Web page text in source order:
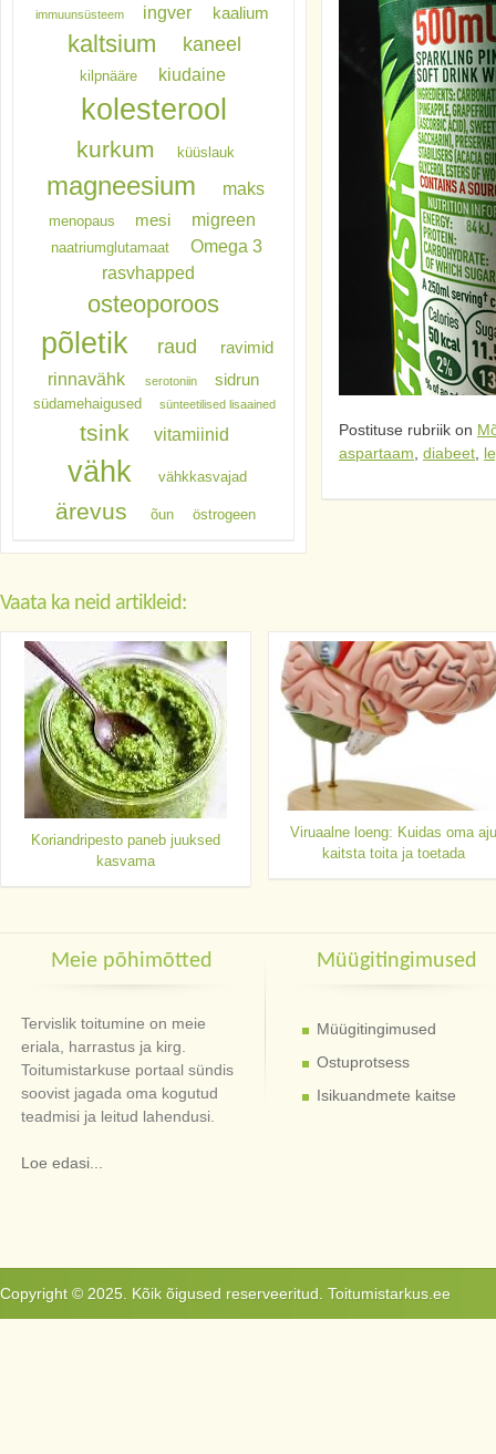
Postituse rubriik on
aspartaam diabeet
immuunsüsteem ingver kaalium
kaltsium kaneel
kilpnääre kiudaine
kolesterool
kurkum küüslauk
magneesium maks
menopaus mesi migreen
naatriumglutamaat
Omega 3
rasvhapped
osteoporoos
põletik raud ravimid
rinnavähk serotoniin sidrun
südamehaigused sünteetilised lisaained
tsink vitamiinid
vähk vähkkasvajad
ärevus õun östrogeen
Vaata ka neid artikleid:
Koriandripesto paneb juuksed
kasvama
Viruaalne loeng: Kuidas oma aju
kaitsta toita ja toetada
Meie põhimõtted
Tervislik toitumine on meie
eriala, harrastus ja kirg.
Toitumistarkuse portaal sündis
soovist jagada oma kogutud
teadmisi ja leitud lahendusi.
Loe edasi...
Müügitingimused
Müügitingimused
Ostuprotsess
Isikuandmete kaitse
Copyright © 2025. Kõik õigused reserveeritud. Toitumistarkus.ee